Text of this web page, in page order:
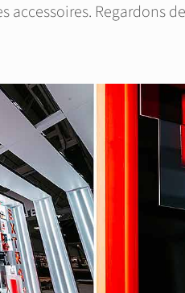
accessoires. Regardons